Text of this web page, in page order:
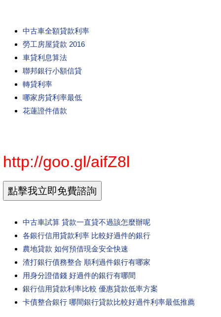
中古車全額貸款利率
勞工房屋貸款 2016
車貸利息算法
聯邦銀行小額信貸
轉貸利率
哪家房貸利率最低
花蓮證件借款
http://goo.gl/aifZ8l
中古車試算 貸款一直貸不過該怎麼辦呢
各銀行信用貸款利率 比較好過件的銀行
農地貸款 如何預借現金安全快速
渣打銀行債務整合 順利過件銀行有哪家
用身分證借錢 好過件的銀行有哪間
銀行信用貸款利率比較 優惠貸款低率方案
卡債整合銀行 哪間銀行貸款比較好過件利率最低推薦